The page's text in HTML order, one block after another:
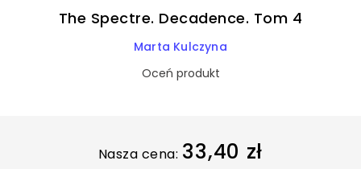
The Spectre. Decadence. Tom 4
Marta Kulczyna
Oceń produkt
Nasza cena: 33,40 zł